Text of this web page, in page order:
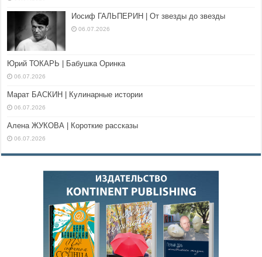
Иосиф ГАЛЬПЕРИН | От звезды до звезды
06.07.2026
Юрий ТОКАРЬ | Бабушка Оринка
06.07.2026
Марат БАСКИН | Кулинарные истории
06.07.2026
Алена ЖУКОВА | Короткие рассказы
06.07.2026